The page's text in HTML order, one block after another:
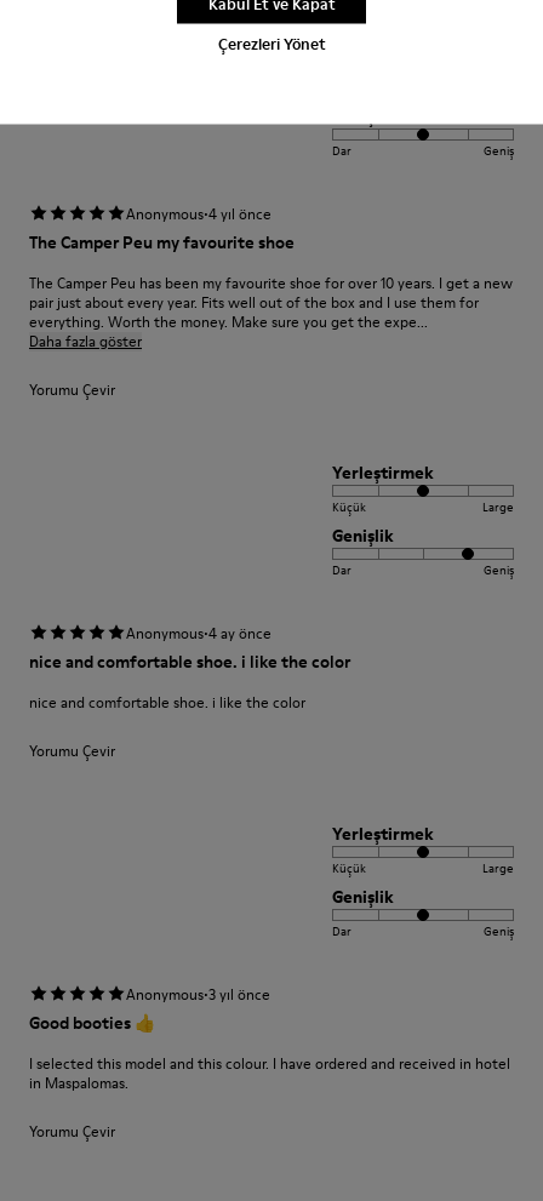
Çerezleri Yönet
Dar Geniş
Anonymous·4 yıl önce
The Camper Peu my favourite shoe
The Camper Peu has been my favourite shoe for over 10 years. I get a new
pair just about every year. Fits well out of the box and I use them for
everything. Worth the money. Make sure you get the expe...
Daha fazla göster
Yorumu Çevir
Yerleştirmek
Küçük Large
Genişlik
Dar Geniş
Anonymous·4 ay önce
nice and comfortable shoe. i like the color
nice and comfortable shoe. i like the color
Yorumu Çevir
Yerleştirmek
Küçük Large
Genişlik
Dar Geniş
Anonymous·3 yıl önce
Good booties 👍
I selected this model and this colour. I have ordered and received in hotel
in Maspalomas.
Yorumu Çevir